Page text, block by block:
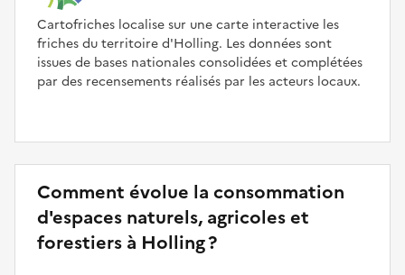
Cartofriches localise sur une carte interactive les
friches du territoire d'Holling. Les données sont
issues de bases nationales consolidées et complétées
par des recensements réalisés par les acteurs locaux.
Comment évolue la consommation
d'espaces naturels, agricoles et
forestiers à Holling ?